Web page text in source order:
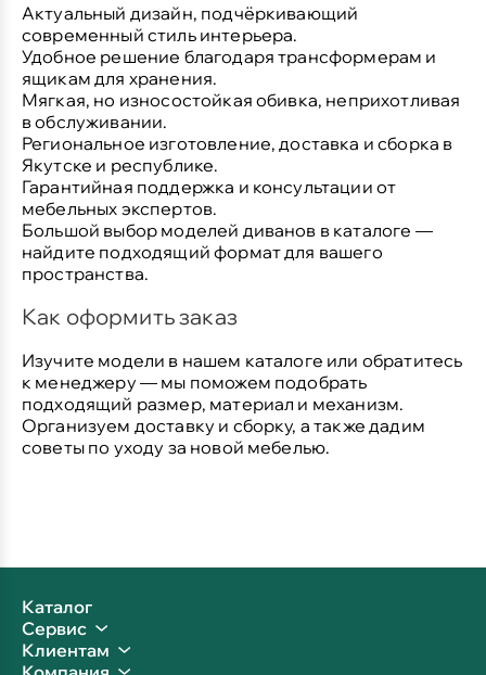
Актуальный дизайн, подчёркивающий
современный стиль интерьера.
Удобное решение благодаря трансформерам и
ящикам для хранения.
Мягкая, но износостойкая обивка, неприхотливая
в обслуживании.
Региональное изготовление, доставка и сборка в
Якутске и республике.
Гарантийная поддержка и консультации от
мебельных экспертов.
Большой выбор моделей диванов в каталоге —
найдите подходящий формат для вашего
пространства.
Как оформить заказ
Изучите модели в нашем каталоге или обратитесь
к менеджеру — мы поможем подобрать
подходящий размер, материал и механизм.
Организуем доставку и сборку, а также дадим
советы по уходу за новой мебелью.
Каталог
Сервис
Клиентам